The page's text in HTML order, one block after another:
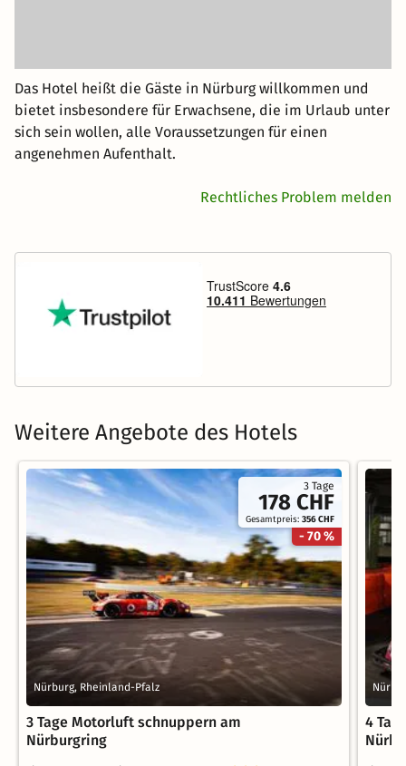
Das Hotel heißt die Gäste in Nürburg willkommen und
bietet insbesondere für Erwachsene, die im Urlaub unter
sich sein wollen, alle Voraussetzungen für einen
angenehmen Aufenthalt.
Rechtliches Problem melden
Weitere Angebote des Hotels
3 Tage
178 CHF
Gesamtpreis:356 CHF
- 70 %
Nürburg, Rheinland-Pfalz
3 Tage Motorluft schnuppern am
Nürburgring
4